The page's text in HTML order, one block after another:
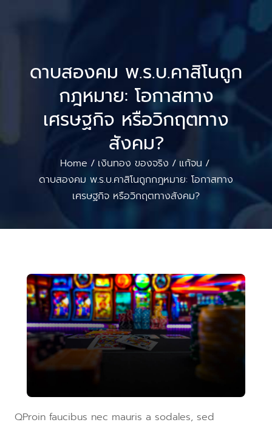
ดาบสองคม พ.ร.บ.คาสิโนถูก
กฎหมาย: โอกาสทาง
เศรษฐกิจ หรือวิกฤตทาง
สังคม?
Home / เงินทอง ของจริง / แก้จน /
ดาบสองคม พ.ร.บ.คาสิโนถูกกฎหมาย: โอกาสทาง
เศรษฐกิจ หรือวิกฤตทางสังคม?
QProin faucibus nec mauris a sodales, sed